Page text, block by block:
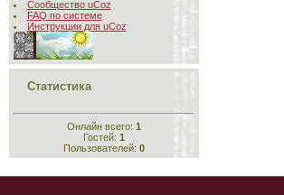
Сообщество uCoz
FAQ по системе
Инструкции для uCoz
Статистика
Онлайн всего: 1
Гостей: 1
Пользователей: 0